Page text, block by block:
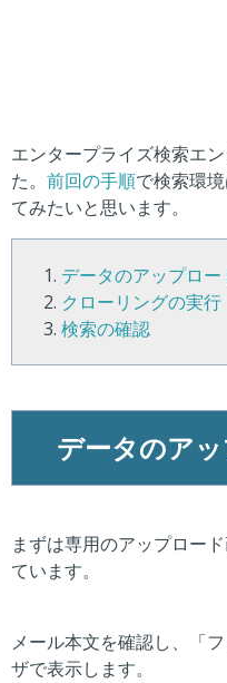
エンタープライズ検索エ
た。 前回の手順で検索環
てみたいと思います。
データのアップロー
クローリングの実行
検索の確認
データのア
まずは専用のアップロー
ています。
メール本文を確認し、「
ザで表示します。